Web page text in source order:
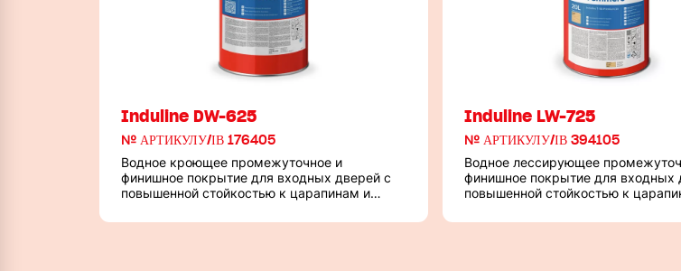
Induline DW-625
№ АРТИКУЛУ/ІВ 176405
Водное кроющее промежуточное и
финишное покрытие для входных дверей с
повышенной стойкостью к царапинам и
Induline LW-725
№ АРТИКУЛУ/ІВ 394105
Водное лессирующее
финишное покрытие для входных
повышенной стойкостью к